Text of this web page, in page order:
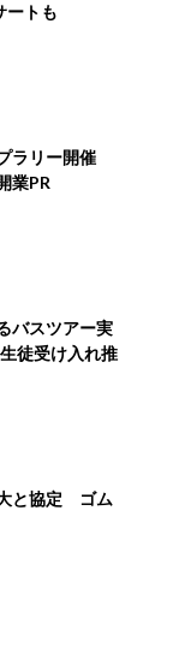
トも
ラリー開催
業PR
バスツアー実
徒受け入れ推
と協定 ゴム